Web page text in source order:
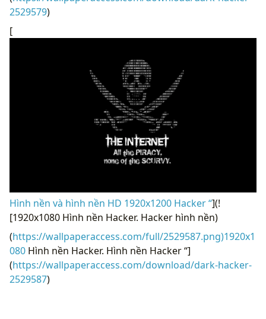
2529579)
[
Hình nền và hình nền HD 1920x1200 Hacker “](!
[1920x1080 Hình nền Hacker. Hacker hình nền)
(https://wallpaperaccess.com/full/2529587.png)1920x1
080 Hình nền Hacker. Hình nền Hacker “]
(https://wallpaperaccess.com/download/dark-hacker-
2529587)